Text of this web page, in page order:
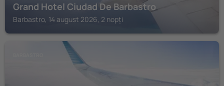
Grand Hotel Ciudad De Barbastro
Barbastro, 14 august 2026, 2 nopți